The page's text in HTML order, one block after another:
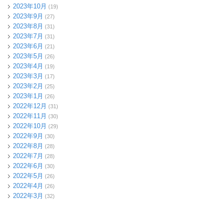
2023年10月 (19)
2023年9月 (27)
2023年8月 (31)
2023年7月 (31)
2023年6月 (21)
2023年5月 (26)
2023年4月 (19)
2023年3月 (17)
2023年2月 (25)
2023年1月 (26)
2022年12月 (31)
2022年11月 (30)
2022年10月 (29)
2022年9月 (30)
2022年8月 (28)
2022年7月 (28)
2022年6月 (30)
2022年5月 (26)
2022年4月 (26)
2022年3月 (32)